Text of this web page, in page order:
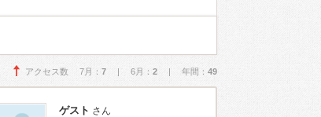
アクセス数 7月： 7 | 6月： 2 | 年間： 49
ゲスト さん